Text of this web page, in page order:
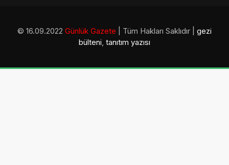
© 16.09.2022 Günlük Gazete | Tüm Hakları Saklıdır | gezi
bülteni, tanıtım yazısı